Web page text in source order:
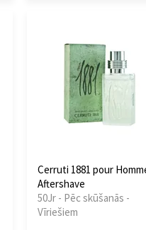
Cerruti 1881 pour
Aftershave
50Jr - Pēc skūšanās -
Vīriešiem